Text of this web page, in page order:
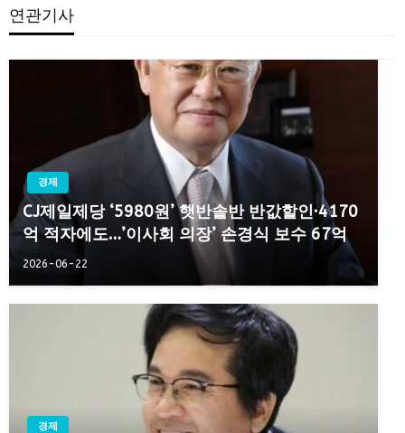
연관기사
경제
CJ제일제당 ‘5980원’ 햇반솥반 반값할인·4170
억 적자에도…’이사회 의장’ 손경식 보수 67억
2026-06-22
경제